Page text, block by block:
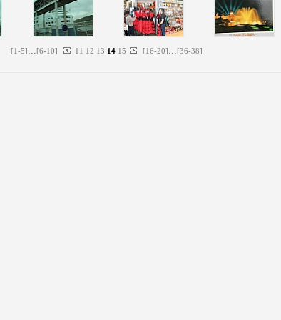
[1-5]...[6-10] 11 12 13 14 15 [16-20]...[36-38]